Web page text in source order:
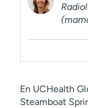
En UCHealth
Steamboat